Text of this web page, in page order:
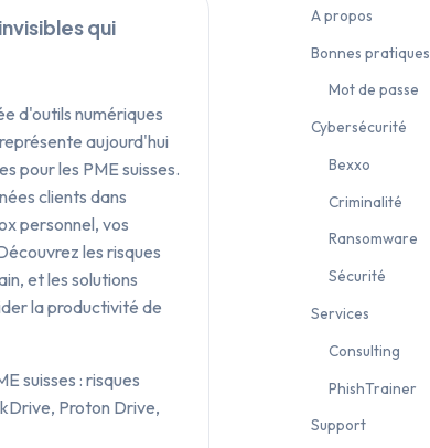
qui
d'outils numériques
aujourd'hui
pour les PME suisses.
clients dans
personnel, vos
les risques
et les solutions
la productivité de
suisses : risques
Proton Drive,
A propos
Bonnes pratiques
Mot de passe
Cybersécurité
Bexxo
Criminalité
Ransomware
Sécurité
Services
Consulting
PhishTrainer
Support